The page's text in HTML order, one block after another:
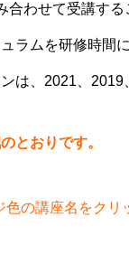
合わせて受講す
ラムを研修時間
は、2021、
とおりです。
色の講座名をク